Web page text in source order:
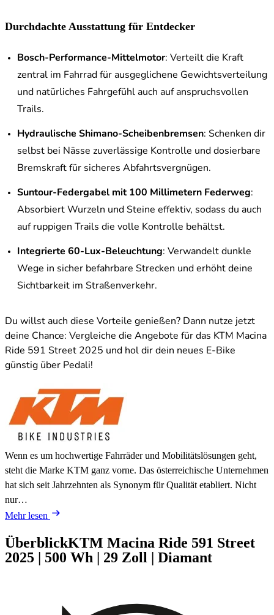
Durchdachte Ausstattung für Entdecker
Bosch-Performance-Mittelmotor: Verteilt die Kraft
zentral im Fahrrad für ausgeglichene Gewichtsverteilung
und natürliches Fahrgefühl auch auf anspruchsvollen
Trails.
Hydraulische Shimano-Scheibenbremsen: Schenken dir
selbst bei Nässe zuverlässige Kontrolle und dosierbare
Bremskraft für sicheres Abfahrtsvergnügen.
Suntour-Federgabel mit 100 Millimetern Federweg:
Absorbiert Wurzeln und Steine effektiv, sodass du auch
auf ruppigen Trails die volle Kontrolle behältst.
Integrierte 60-Lux-Beleuchtung: Verwandelt dunkle
Wege in sicher befahrbare Strecken und erhöht deine
Sichtbarkeit im Straßenverkehr.
Du willst auch diese Vorteile genießen? Dann nutze jetzt
deine Chance: Vergleiche die Angebote für das KTM Macina
Ride 591 Street 2025 und hol dir dein neues E-Bike
günstig über Pedali!
Wenn es um hochwertige Fahrräder und Mobilitätslösungen geht,
steht die Marke KTM ganz vorne. Das österreichische Unternehmen
hat sich seit Jahrzehnten als Synonym für Qualität etabliert. Nicht
nur…
Mehr lesen
ÜberblickKTM Macina Ride 591 Street
2025 | 500 Wh | 29 Zoll | Diamant